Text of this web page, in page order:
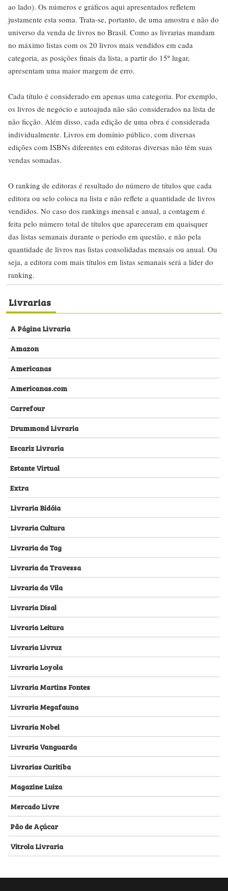
ao lado). Os números e gráficos aqui apresentados refletem
justamente esta soma. Trata-se, portanto, de uma amostra e não do
universo da venda de livros no Brasil. Como as livrarias mandam
no máximo listas com os 20 livros mais vendidos em cada
categoria, as posições finais da lista, a partir do 15º lugar,
apresentam uma maior margem de erro.
Cada título é considerado em apenas uma categoria. Por exemplo,
os livros de negócio e autoajuda não são considerados na lista de
não ficção. Além disso, cada edição de uma obra é considerada
individualmente. Livros em domínio público, com diversas
edições com ISBNs diferentes em editoras diversas não têm suas
vendas somadas.
O ranking de editoras é resultado do número de títulos que cada
editora ou selo coloca na lista e não reflete a quantidade de livros
vendidos. No caso dos rankings mensal e anual, a contagem é
feita pelo número total de títulos que apareceram em quaisquer
das listas semanais durante o período em questão, e não pela
quantidade de livros nas listas consolidadas mensais ou anual. Ou
seja, a editora com mais títulos em listas semanais será a líder do
ranking.
Livrarias
A Página Livraria
Amazon
Americanas
Americanas.com
Carrefour
Drummond Livraria
Escariz Livraria
Estante Virtual
Extra
Livraria Bidóia
Livraria Cultura
Livraria da Tag
Livraria da Travessa
Livraria da Vila
Livraria Disal
Livraria Leitura
Livraria Livruz
Livraria Loyola
Livraria Martins Fontes
Livraria Megafauna
Livraria Nobel
Livraria Vanguarda
Livrarias Curitiba
Magazine Luiza
Mercado Livre
Pão de Açúcar
Vitrola Livraria